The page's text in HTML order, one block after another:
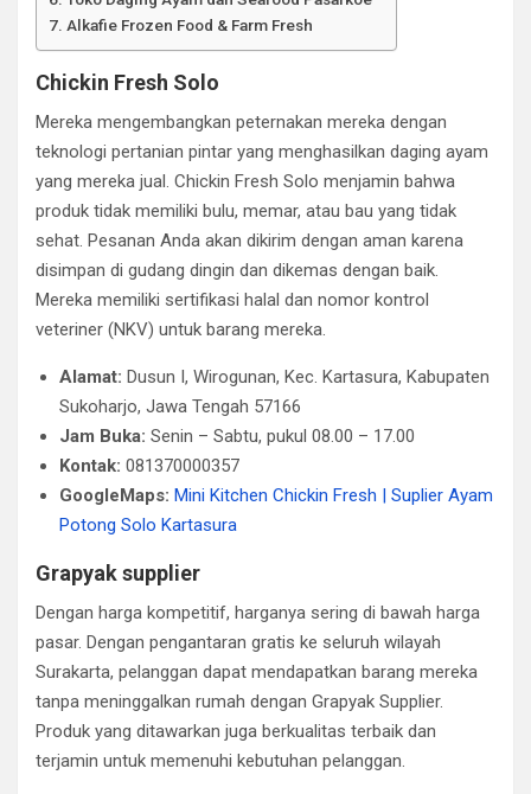
Alkafie Frozen Food & Farm Fresh
Chickin Fresh Solo
Mereka mengembangkan peternakan mereka dengan
teknologi pertanian pintar yang menghasilkan daging ayam
yang mereka jual. Chickin Fresh Solo menjamin bahwa
produk tidak memiliki bulu, memar, atau bau yang tidak
sehat. Pesanan Anda akan dikirim dengan aman karena
disimpan di gudang dingin dan dikemas dengan baik.
Mereka memiliki sertifikasi halal dan nomor kontrol
veteriner (NKV) untuk barang mereka.
Alamat: Dusun I, Wirogunan, Kec. Kartasura, Kabupaten
Sukoharjo, Jawa Tengah 57166
Jam Buka: Senin – Sabtu, pukul 08.00 – 17.00
Kontak: 081370000357
GoogleMaps: Mini Kitchen Chickin Fresh | Suplier Ayam
Potong Solo Kartasura
Grapyak supplier
Dengan harga kompetitif, harganya sering di bawah harga
pasar. Dengan pengantaran gratis ke seluruh wilayah
Surakarta, pelanggan dapat mendapatkan barang mereka
tanpa meninggalkan rumah dengan Grapyak Supplier.
Produk yang ditawarkan juga berkualitas terbaik dan
terjamin untuk memenuhi kebutuhan pelanggan.